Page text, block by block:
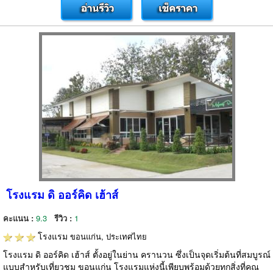
โรงแรม ดิ ออร์คิด เฮ้าส์
คะแนน : 9.3 รีวิว : 1
โรงแรม ขอนแก่น, ประเทศไทย
โรงแรม ดิ ออร์คิด เฮ้าส์ ตั้งอยู่ในย่าน ครานวน ซึ่งเป็นจุดเริ่มต้นที่สมบูรณ์
แบบสำหรับเที่ยวชม ขอนแก่น โรงแรมแห่งนี้เพียบพร้อมด้วยทุกสิ่งที่คุณ